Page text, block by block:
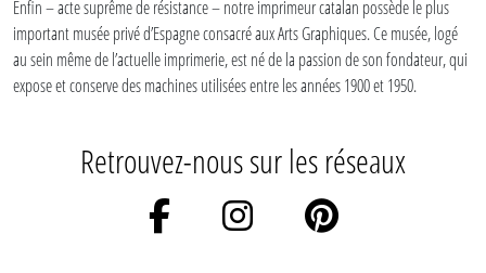
Enfin – acte suprême de résistance – notre imprimeur catalan possède le plus
important musée privé d’Espagne consacré aux Arts Graphiques. Ce musée, logé
au sein même de l’actuelle imprimerie, est né de la passion de son fondateur, qui
expose et conserve des machines utilisées entre les années 1900 et 1950.
Retrouvez-nous sur les réseaux